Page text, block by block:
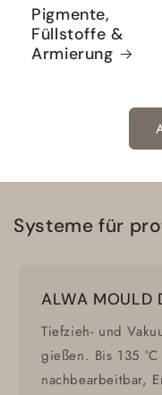
Pigmente,
Füllstoffe &
Armierung
Systeme für
ALWA MOULD
Tiefzieh- und
gießen. Bis 135
nachbearbeitbar,